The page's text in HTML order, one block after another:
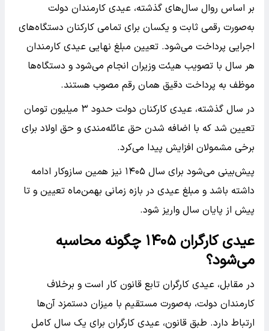
بر اساس روال سال‌های گذشته، عیدی کارمندان دولت
به‌صورت رقمی ثابت و یکسان برای تمامی کارکنان دستگاه‌های
اجرایی پرداخت می‌شود. تعیین مبلغ نهایی عیدی کارمندان
هر سال با تصویب هیئت وزیران انجام می‌شود و دستگاه‌ها
موظف به پرداخت دقیق همان رقم مصوب هستند.
در سال گذشته، عیدی کارکنان دولت حدود ۳ میلیون تومان
تعیین شد که با اضافه شدن حق عائله‌مندی و حق اولاد برای
برخی مشمولان افزایش پیدا می‌کرد.
پیش‌بینی می‌شود برای سال ۱۴۰۵ نیز همین سازوکار ادامه
داشته باشد و مبلغ عیدی در بازه زمانی بهمن‌ماه تعیین و تا
پیش از پایان سال واریز شود.
عیدی کارگران ۱۴۰۵ چگونه محاسبه
می‌شود؟
در مقابل، عیدی کارگران تابع قانون کار است و برخلاف
کارمندان دولت، به‌صورت مستقیم با میزان دستمزد آن‌ها
ارتباط دارد. طبق قانون، عیدی کارگران برای یک سال کامل